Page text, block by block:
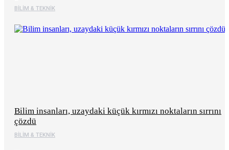
BILIM & TEKNIK
BILIM & TEKNIK
Bilim insanları, uzaydaki küçük kırmızı noktaların sırrını
çözdü